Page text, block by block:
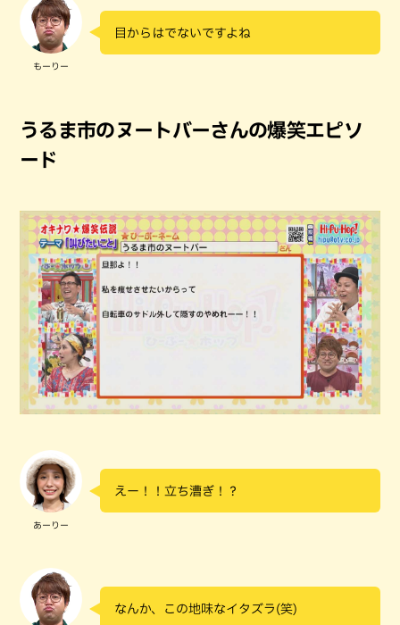
もーりー
目からはでないですよね
うるま市のヌートバーさんの爆笑エピソ
ード
あーりー
えー！！立ち漕ぎ！？
なんか、この地味なイタズラ(笑)